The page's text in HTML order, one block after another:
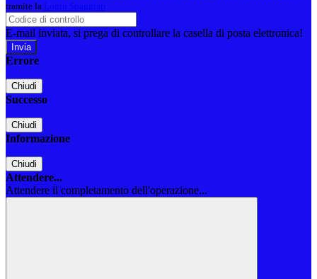
tramite la
E-mail inviata, si prega di controllare la casella di posta elettronica!
Errore
Chiudi
Successo
Chiudi
Informazione
Chiudi
Attendere...
Attendere il completamento dell'operazione...